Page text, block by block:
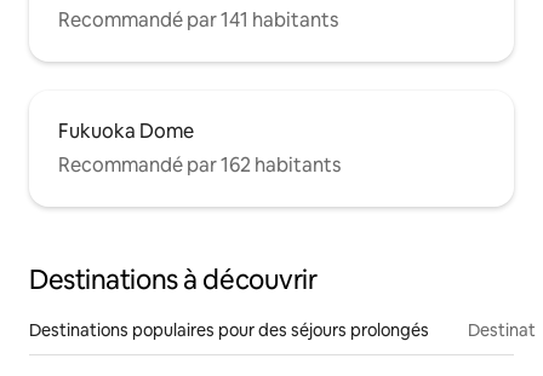
Recommandé par 141 habitants
Fukuoka Dome
Recommandé par 162 habitants
Destinations à découvrir
Destinations populaires pour des séjours prolongés